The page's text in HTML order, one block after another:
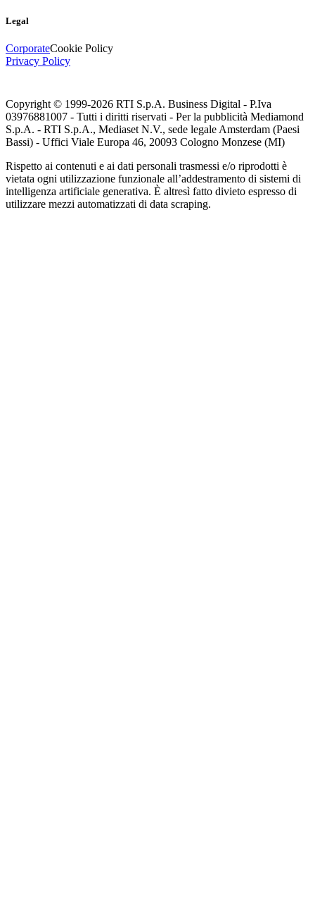
Legal
CorporateCookie Policy
Privacy Policy
Copyright © 1999-2026 RTI S.p.A. Business Digital - P.Iva
03976881007 - Tutti i diritti riservati - Per la pubblicità Mediamond
S.p.A. - RTI S.p.A., Mediaset N.V., sede legale Amsterdam (Paesi
Bassi) - Uffici Viale Europa 46, 20093 Cologno Monzese (MI)
Rispetto ai contenuti e ai dati personali trasmessi e/o riprodotti è
vietata ogni utilizzazione funzionale all’addestramento di sistemi di
intelligenza artificiale generativa. È altresì fatto divieto espresso di
utilizzare mezzi automatizzati di data scraping.